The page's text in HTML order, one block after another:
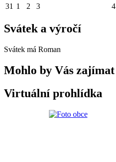
31 1 2 3 4
Svátek a výročí
Svátek má Roman
Mohlo by Vás zajímat
Virtuální prohlídka